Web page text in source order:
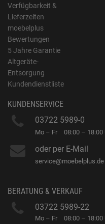
Verfügbarkeit &
Lieferzeiten
moebelplus
Bewertungen
5 Jahre Garantie
Altgeräte-
Entsorgung
Kundendienstliste
KUNDENSERVICE
03722 5989-0
Mo – Fr 08:00 – 18:00
oder per E-Mail
service@moebelplus.de
BERATUNG & VERKAUF
03722 5989-22
Mo – Fr
08:00 – 18:00